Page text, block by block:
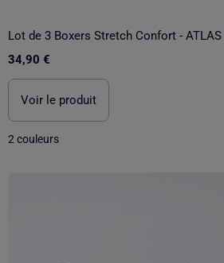
34,90 €
Voir le produit
2 couleurs